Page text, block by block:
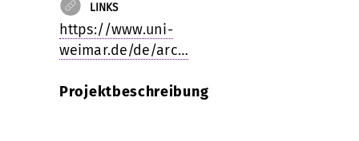
LINKS
https://www.uni-
weimar.de/de/arc…
Projektbeschreibung